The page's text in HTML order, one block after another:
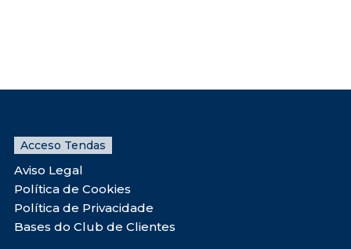
Acceso Tendas
Aviso Legal
Política de Cookies
Política de Privacidade
Bases do Club de Clientes